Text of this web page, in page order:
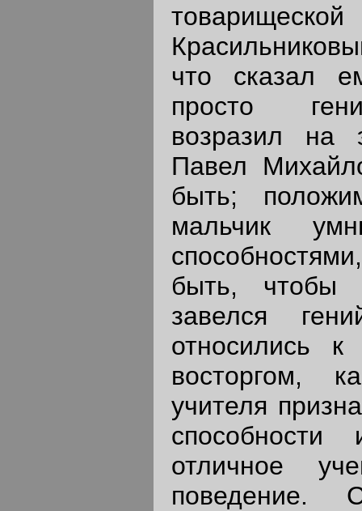
что сказал
просто
возразил на
Павел
быть;
мальчик
быть, чтобы
завелся
относились
восторгом,
учителя
отличное
поведение.